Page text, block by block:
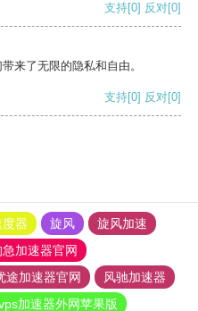
支持[0] 反对[0]
来了无限的隐私和自由。
支持[0] 反对[0]
器 旋风
旋风加速
急加速器官网
途加速器官网
风驰加速器
加速器外网苹果版